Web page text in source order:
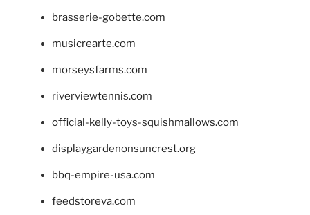
brasserie-gobette.com
musicrearte.com
morseysfarms.com
riverviewtennis.com
official-kelly-toys-squishmallows.com
displaygardenonsuncrest.org
bbq-empire-usa.com
feedstoreva.com